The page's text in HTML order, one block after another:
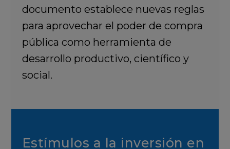
documento establece nuevas reglas
para aprovechar el poder de compra
pública como herramienta de
desarrollo productivo, científico y
social.
Estímulos a la inversión en